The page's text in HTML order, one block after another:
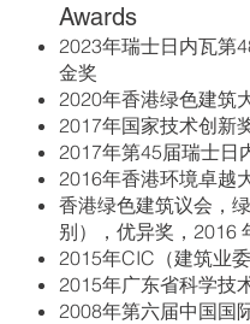
2023年瑞士日内瓦第
金奖
2020年香港绿色建筑
2017年国家技术创新
2017年第45届瑞士日
2016年香港环境卓越
香港绿色建筑议会，
别），优异奖，2016
2015年CIC（建筑业
2015年广东省科学技
2008年第六届中国国
Awards